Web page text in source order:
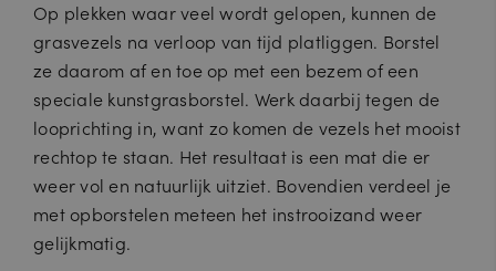
Op plekken waar veel wordt gelopen, kunnen de
grasvezels na verloop van tijd platliggen. Borstel
ze daarom af en toe op met een bezem of een
speciale kunstgrasborstel. Werk daarbij tegen de
looprichting in, want zo komen de vezels het mooist
rechtop te staan. Het resultaat is een mat die er
weer vol en natuurlijk uitziet. Bovendien verdeel je
met opborstelen meteen het instrooizand weer
gelijkmatig.